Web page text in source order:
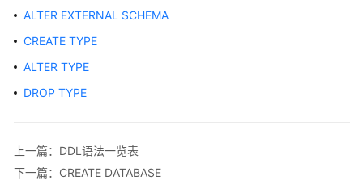
费
说
入
门
ALTER EXTERNAL SCHEMA
CREATE TYPE
ALTER TYPE
DROP TYPE
上一篇：DDL语法一览表
下一篇：CREATE DATABASE